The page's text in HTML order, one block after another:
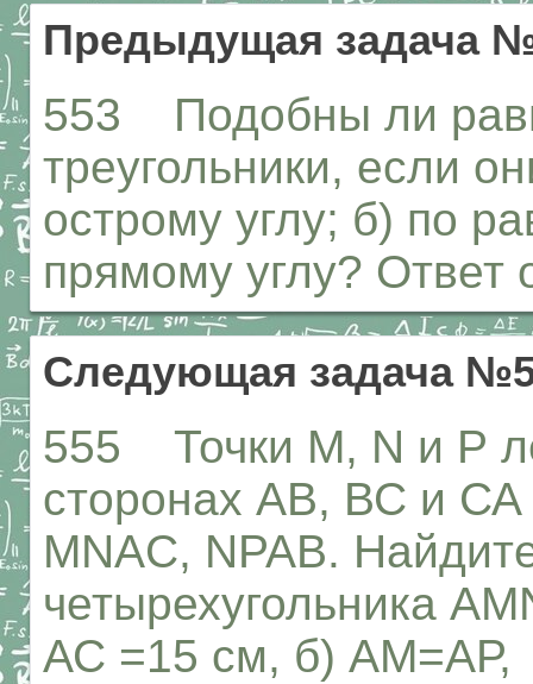
Предыдущая задача
553 Подобны ли
треугольники, если
острому углу; б) по
прямому углу? Ответ
Следующая задача
555 Точки М, N и Р
сторонах АВ, ВС и СА
MNAC, NPAB.
четырехугольника
АС =15 см, б)